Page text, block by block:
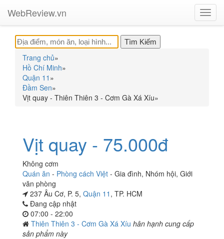
WebReview.vn
Trang chủ»
Hồ Chí Minh»
Quận 11 »
Đầm Sen»
Vịt quay - Thiên Thiên 3 - Cơm Gà Xá Xíu»
Vịt quay - 75.000đ
Không cơm
Quán ăn - Phòng cách Việt - Gia đình, Nhóm hội, Giới
văn phòng
237 Âu Cơ, P. 5, Quận 11 , TP. HCM
Đang cập nhật
07:00 - 22:00
Thiên Thiên 3 - Cơm Gà Xá Xíu hân hạnh cung cấp
sản phẩm này